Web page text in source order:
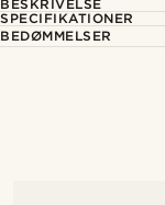
BESKRIVELSE
SPECIFIKATIONER
BEDØMMELSER